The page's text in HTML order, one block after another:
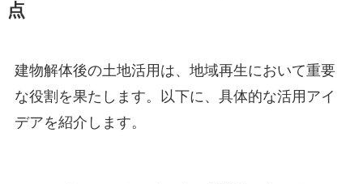
点
建物解体後の土地活用は、地域再生において重要
な役割を果たします。以下に、具体的な活用アイ
デアを紹介します。